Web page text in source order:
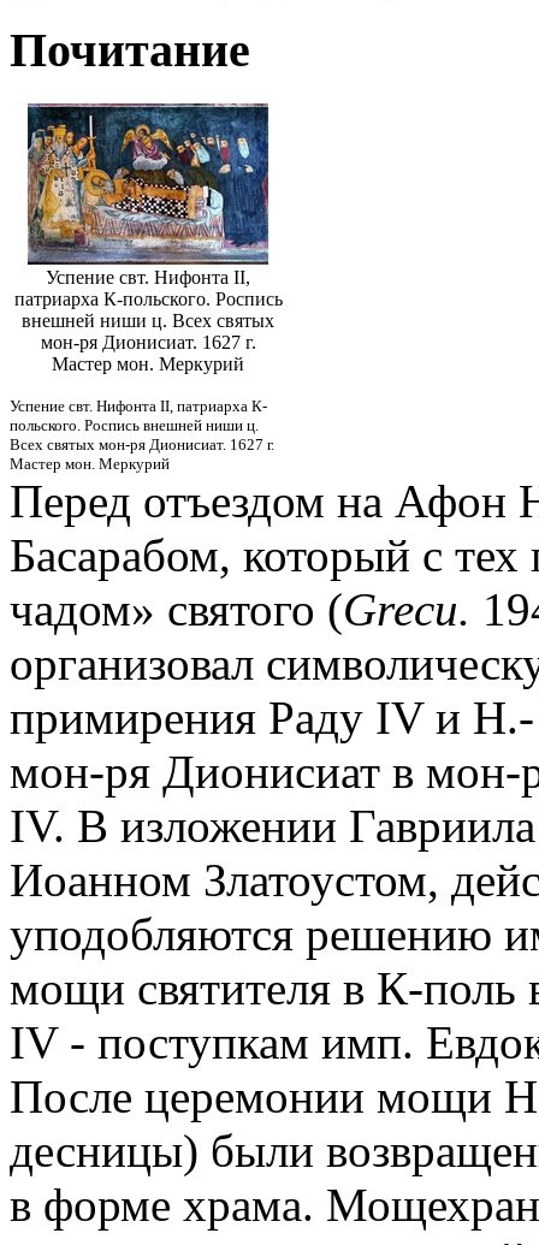
Почитание
Успение свт. Нифонта II,
патриарха К-польского. Роспись
внешней ниши ц. Всех святых
мон-ря Дионисиат. 1627 г.
Мастер мон. Меркурий
Успение свт. Нифонта II, патриарха К-
польского. Роспись внешней ниши ц.
Всех святых мон-ря Дионисиат. 1627 г.
Мастер мон. Меркурий
Перед отъездом на Афон
Басарабом, который с
чадом» святого (Grecu.
организовал
примирения Раду IV и
мон-ря Дионисиат в мон-
IV. В изложении
Иоанном Златоустом,
уподобляются решению
мощи святителя в К-поль
IV - поступкам имп.
После церемонии мощи
десницы) были
в форме храма.